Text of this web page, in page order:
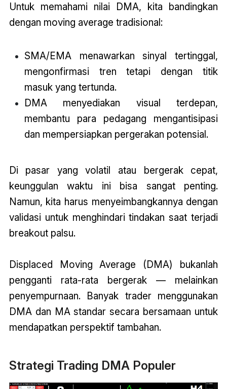
Untuk memahami nilai DMA, kita bandingkan
dengan moving average tradisional:
SMA/EMA menawarkan sinyal tertinggal,
mengonfirmasi tren tetapi dengan titik
masuk yang tertunda.
DMA menyediakan visual terdepan,
membantu para pedagang mengantisipasi
dan mempersiapkan pergerakan potensial.
Di pasar yang volatil atau bergerak cepat,
keunggulan waktu ini bisa sangat penting.
Namun, kita harus menyeimbangkannya dengan
validasi untuk menghindari tindakan saat terjadi
breakout palsu.
Displaced Moving Average (DMA) bukanlah
pengganti rata-rata bergerak — melainkan
penyempurnaan. Banyak trader menggunakan
DMA dan MA standar secara bersamaan untuk
mendapatkan perspektif tambahan.
Strategi Trading DMA Populer